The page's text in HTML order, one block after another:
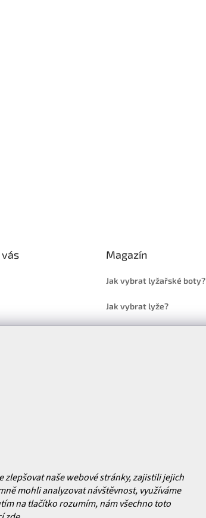
zlepšovat naše webové stránky, zajistili jejich
mohli analyzovat návštěvnost, využíváme
na tlačítko rozumím, nám všechno toto
Magazín
Jak vybrat lyžařské boty?
Jak vybrat lyže?
na našem e-